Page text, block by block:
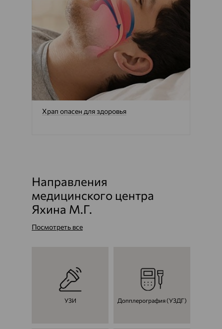
Храп опасен для здоровья
Направления
медицинского центра
Яхина М.Г.
Посмотреть все
УЗИ Допплерография (УЗДГ)